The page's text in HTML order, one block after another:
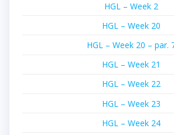
HGL – Week 2
HGL – Week 20
HGL – Week 20 – par.
HGL – Week 21
HGL – Week 22
HGL – Week 23
HGL – Week 24